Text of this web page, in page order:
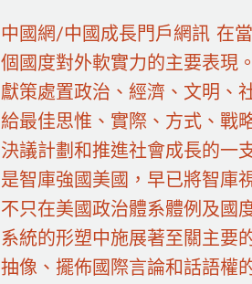
中國網/中國成長門戶網訊 在
個國度對外軟實力的主要表現
獻策處置政治、經濟、文明、
給最佳思惟、實際、方式、戰
決議計劃和推進社會成長的一
是智庫強國美國，早已將智庫
不只在美國政治體系體例及國
系統的形塑中施展著至關主要
抽像、擺佈國際言論和話語權